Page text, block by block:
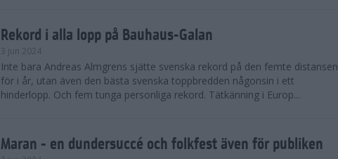
Rekord i alla lopp på Bauhaus-Galan
3 jun 2024
Inte bara Andreas Almgrens sjätte svenska rekord på den femte distansen
för i år, utan även den bästa svenska toppbredden någonsin i ett
hinderlopp. Och fem tunga personliga rekord. Tätkänning i Europ...
Maran - en dundersuccé och folkfest även för publiken